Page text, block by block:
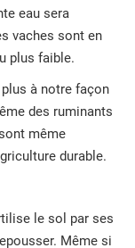
eau sera
vaches sont en
plus faible.
à notre façon
des ruminants
même
durable.
le sol par ses
Même si